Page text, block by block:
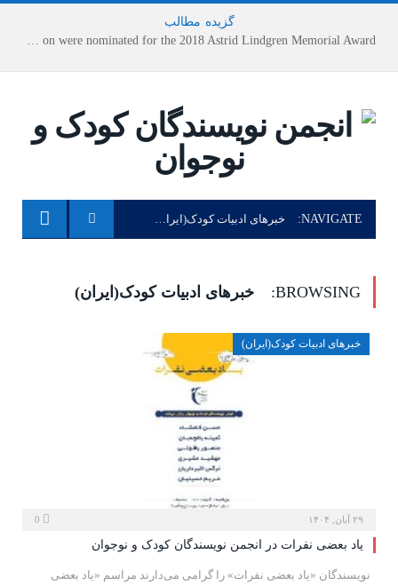
گزیده مطالب
NAVIGATE: خبرهای ادبیات کودک(ایران)
BROWSING: خبرهای ادبیات کودک(ایران)
خبرهای ادبیات کودک(ایران)
۲۹ آبان, ۱۴۰۴
یاد بعضی نفرات در انجمن نویسندگان کودک و نوجوان
نویسندگان «یاد بعضی نفرات» را گرامی می‌دارند مراسم «یاد بعضی